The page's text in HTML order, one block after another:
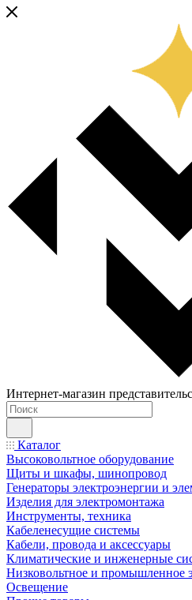
Интернет-магазин
Каталог
Высоковольтное оборудование
Щиты и шкафы, шинопровод
Генераторы электроэнергии и
Изделия для электромонтажа
Инструменты, техника
Кабеленесущие системы
Кабели, провода и аксессуары
Климатические и инженерные
Низковольтное и промышленное
Освещение